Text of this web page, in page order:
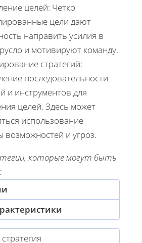
целей: Четко
цели дают
направить усилия в
и мотивируют команду.
стратегий:
последовательности
и инструментов для
целей. Здесь может
использование
возможностей и угроз.
которые могут быть